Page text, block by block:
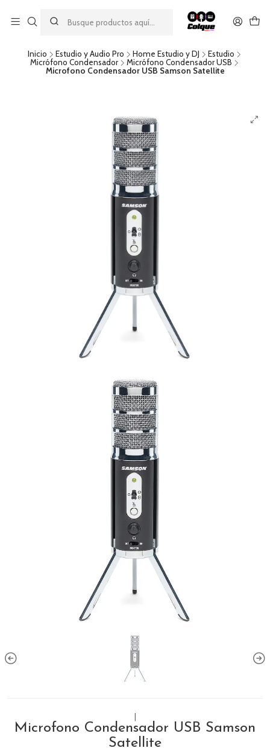
descuento por pago con transferencia bancaria
por una compra mínima de $49.990. Este descuento no es
acumulable a otras promociones ni aplicable a gastos de envío.
Inicio Estudio y Audio Pro Home Estudio y DJ
Estudio
Micrófono Condensador
Micrófono Condensador USB
Microfono Condensador USB Samson Satellite
Microfono Condensador USB Samson
Satellite